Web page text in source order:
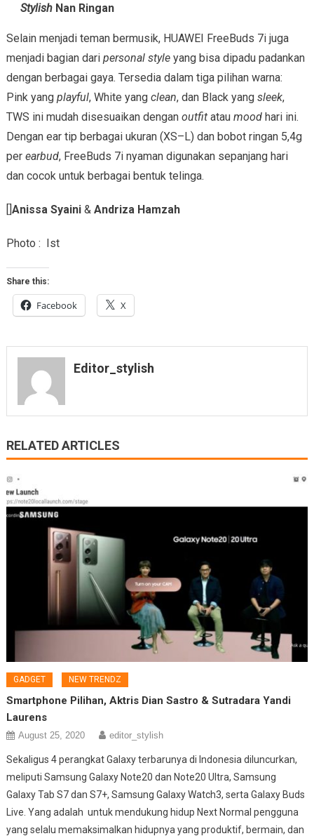
StylishNan Ringan
Selain menjadi teman bermusik, HUAWEI FreeBuds 7i juga
menjadi bagian dari personal style yang bisa dipadu padankan
dengan berbagai gaya. Tersedia dalam tiga pilihan warna:
Pink yang playful, White yang clean, dan Black yang sleek,
TWS ini mudah disesuaikan dengan outfitatau moodhari ini.
Dengan ear tip berbagai ukuran (XS–L) dan bobot ringan 5,4g
per earbud, FreeBuds 7i nyaman digunakan sepanjang hari
dan cocok untuk berbagai bentuk telinga.
[]Anissa Syaini& Andriza Hamzah
Photo : Ist
Share this:
Facebook X
Editor_stylish
RELATED ARTICLES
GADGET NEW TRENDZ
Smartphone Pilihan, Aktris Dian Sastro & Sutradara Yandi
Laurens
August 25, 2020 editor_stylish
Sekaligus 4 perangkat Galaxy terbarunya di Indonesia diluncurkan,
meliputi Samsung Galaxy Note20 dan Note20 Ultra, Samsung
Galaxy Tab S7 dan S7+, Samsung Galaxy Watch3, serta Galaxy Buds
Live. Yang adalah untuk mendukung hidup Next Normal pengguna
yang selalu memaksimalkan hidupnya yang produktif, bermain, dan